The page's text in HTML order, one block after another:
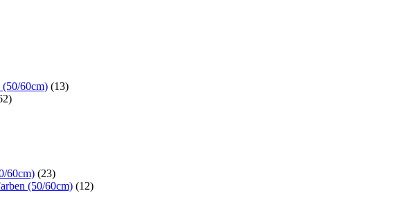
(50/60cm) (13)
60cm) (23)
(50/60cm) (12)